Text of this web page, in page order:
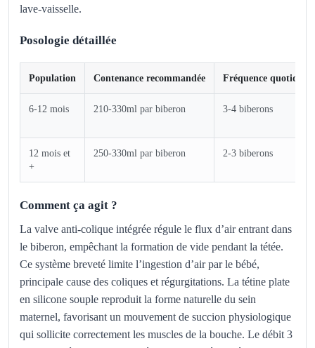
lave-vaisselle.
Posologie détaillée
Population Contenance recommandée Fréquence
6-12 mois 210-330ml par biberon 3-4 biberons
12 mois et
+
250-330ml par biberon 2-3 biberons
Comment ça agit ?
La valve anti-colique intégrée régule le flux d’air entrant dans
le biberon, empêchant la formation de vide pendant la tétée.
Ce système breveté limite l’ingestion d’air par le bébé,
principale cause des coliques et régurgitations. La tétine plate
en silicone souple reproduit la forme naturelle du sein
maternel, favorisant un mouvement de succion physiologique
qui sollicite correctement les muscles de la bouche. Le débit 3